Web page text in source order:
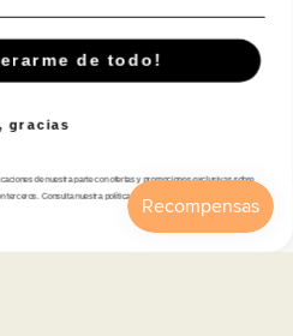
Copa de Balón -
vende alcohol a menores de 18 años ·
pago
Cuenta Carrito
de todo!
gracias
de nuestra parte con ofertas y promociones exclusivas sobre
Consulta nuestra política de privacidad para más detalles